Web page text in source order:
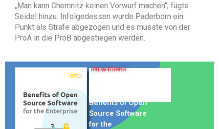
„Man kann Chemnitz keinen Vorwurf machen“, fügte
Seidel hinzu. Infolgedessen wurde Paderborn ein
Punkt als Strafe abgezogen und es musste von der
ProA in die ProB abgestiegen werden.
FREE WHITE PAPER
Benefits of Open
Source Software
for the